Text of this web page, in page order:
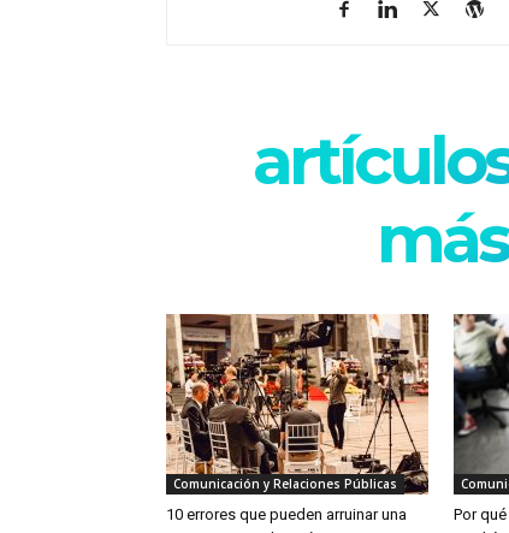
Comunicación y Relaciones Públicas
10 errores que pueden arruinar una
Por